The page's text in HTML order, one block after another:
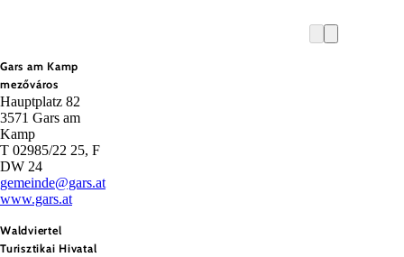
Gars am Kamp
mezőváros
Hauptplatz 82
3571 Gars am
Kamp
T 02985/22 25, F
DW 24
gemeinde@gars.at
www.gars.at
Waldviertel
Turisztikai Hivatal